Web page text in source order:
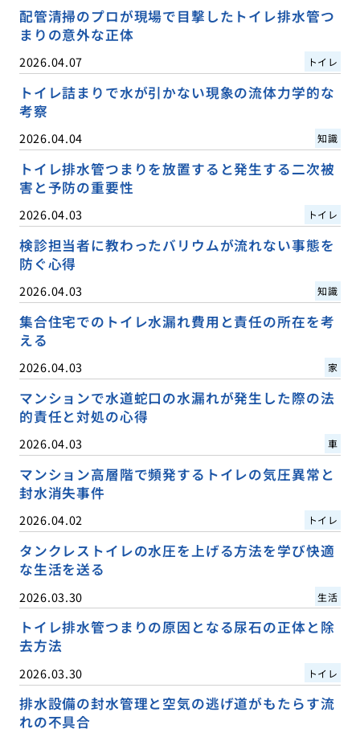
配管清掃のプロが現場で目撃したトイレ排水管つ
まりの意外な正体
2026.04.07 トイレ
トイレ詰まりで水が引かない現象の流体力学的な
考察
2026.04.04 知識
トイレ排水管つまりを放置すると発生する二次被
害と予防の重要性
2026.04.03 トイレ
検診担当者に教わったバリウムが流れない事態を
防ぐ心得
2026.04.03 知識
集合住宅でのトイレ水漏れ費用と責任の所在を考
える
2026.04.03 家
マンションで水道蛇口の水漏れが発生した際の法
的責任と対処の心得
2026.04.03 車
マンション高層階で頻発するトイレの気圧異常と
封水消失事件
2026.04.02 トイレ
タンクレストイレの水圧を上げる方法を学び快適
な生活を送る
2026.03.30 生活
トイレ排水管つまりの原因となる尿石の正体と除
去方法
2026.03.30 トイレ
排水設備の封水管理と空気の逃げ道がもたらす流
れの不具合